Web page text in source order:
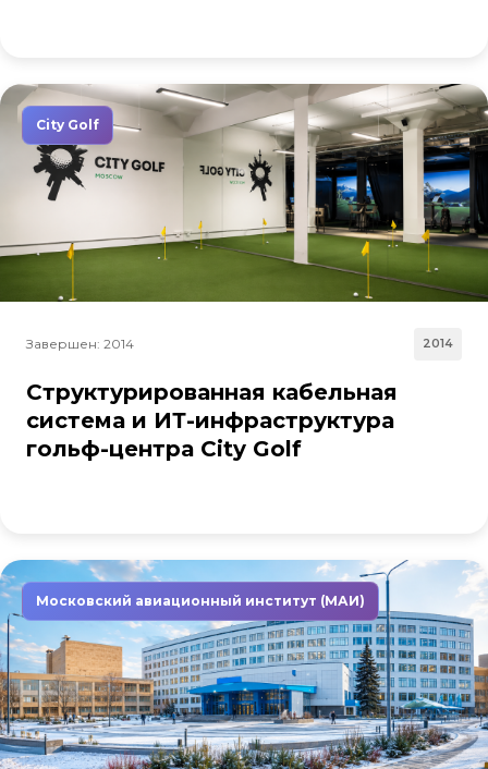
City Golf
Завершен: 2014 2014
Структурированная кабельная
система и ИТ-инфраструктура
гольф-центра City Golf
Московский авиационный институт (МАИ)